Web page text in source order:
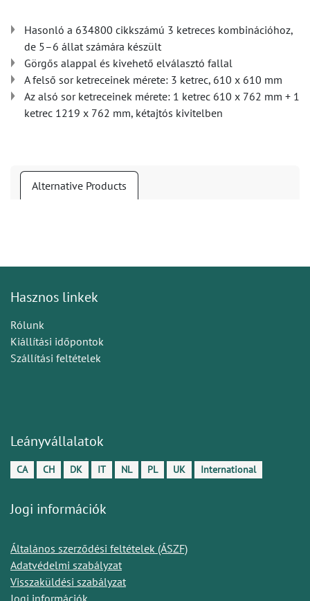
Hasonló a 634800 cikkszámú 3 ketreces kombinációhoz,
de 5–6 állat számára készült
Görgős alappal és kivehető elválasztó fallal
A felső sor ketreceinek mérete: 3 ketrec, 610 x 610 mm
Az alsó sor ketreceinek mérete: 1 ketrec 610 x 762 mm + 1
ketrec 1219 x 762 mm, kétajtós kivitelben
Alternative Products
Hasznos linkek
Rólunk
Kiállítási időpontok
Szállítási feltételek
Leányvállalatok
CA CH DK IT NL PL UK International
Jogi információk
Általános szerződési feltételek (ÁSZF)
Adatvédelmi szabályzat
Visszaküldési szabályzat
Jogi információk